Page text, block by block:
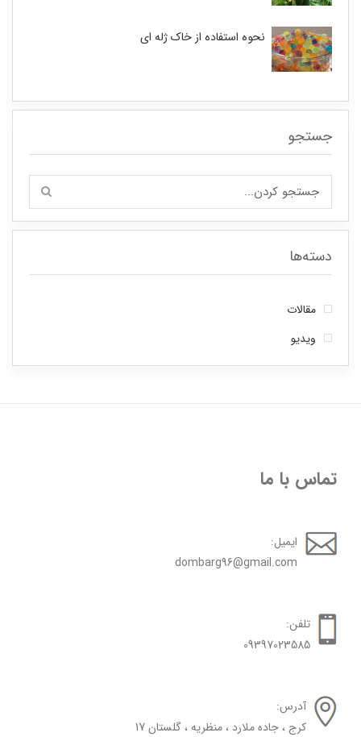
نحوه استفاده از خاک ژله ای
جستجو
دسته‌ها
مقالات
ویدیو
تماس با ما
ایمیل:
dombarg96@gmail.com
تلفن:
09397023585
آدرس:
کرج ، جاده ملارد ، منظریه ، گلستان 17